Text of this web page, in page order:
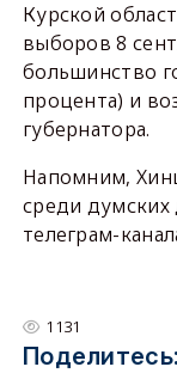
Курской
выборов 8
большинство
процента) и
губернатора.
Напомним,
среди
телеграм-
1131
Поделитесь: